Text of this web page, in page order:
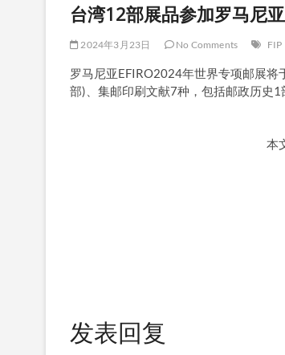
台湾12部展品参加罗马尼
2024年3月23日 No Comments FIP
罗马尼亚EFIRO2024年世界专项邮展
部)、集邮印刷文献7种，包括邮政历史
本
发表回复